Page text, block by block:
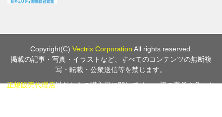
Copyright(C) Vectrix Corporation All rights reserved.
掲載の記事・写真・イラストなど、すべてのコンテンツの無断複
写・転載・公衆送信等を禁じます。
正規販売代理店以外からの購入品に関しては、一切の責任を負いか